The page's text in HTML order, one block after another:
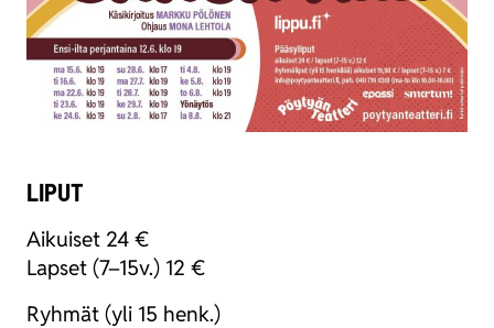
LIPUT
Aikui­set 24 €
Lap­set (7–15v.) 12 € ​
Ryh­mät (yli 15 henk.)